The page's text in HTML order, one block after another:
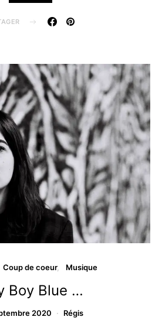
Coup de coeur Musique
Boy Blue …
2020 Régis